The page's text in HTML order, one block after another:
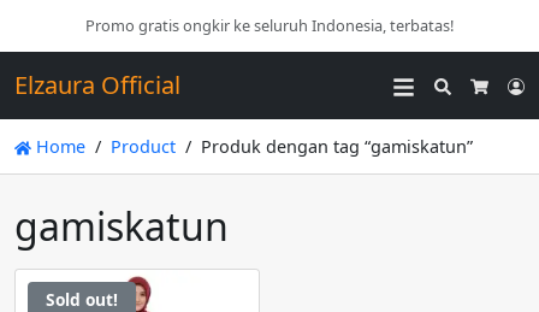
Promo gratis ongkir ke seluruh Indonesia, terbatas!
Elzaura Official
Search
Home Product Produk dengan tag “gamiskatun”
gamiskatun
Sold out!